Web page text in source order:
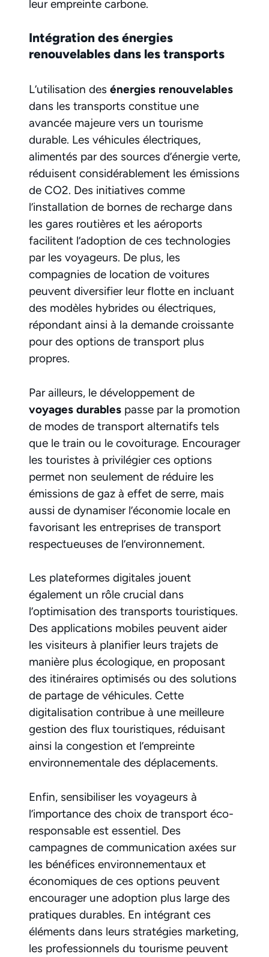
leur empreinte carbone.
Intégration des énergies
renouvelables dans les transports
L’utilisation des énergies renouvelables
dans les transports constitue une
avancée majeure vers un tourisme
durable. Les véhicules électriques,
alimentés par des sources d’énergie verte,
réduisent considérablement les émissions
de CO2. Des initiatives comme
l’installation de bornes de recharge dans
les gares routières et les aéroports
facilitent l’adoption de ces technologies
par les voyageurs. De plus, les
compagnies de location de voitures
peuvent diversifier leur flotte en incluant
des modèles hybrides ou électriques,
répondant ainsi à la demande croissante
pour des options de transport plus
propres.
Par ailleurs, le développement de
voyages durables passe par la promotion
de modes de transport alternatifs tels
que le train ou le covoiturage. Encourager
les touristes à privilégier ces options
permet non seulement de réduire les
émissions de gaz à effet de serre, mais
aussi de dynamiser l’économie locale en
favorisant les entreprises de transport
respectueuses de l’environnement.
Les plateformes digitales jouent
également un rôle crucial dans
l’optimisation des transports touristiques.
Des applications mobiles peuvent aider
les visiteurs à planifier leurs trajets de
manière plus écologique, en proposant
des itinéraires optimisés ou des solutions
de partage de véhicules. Cette
digitalisation contribue à une meilleure
gestion des flux touristiques, réduisant
ainsi la congestion et l’empreinte
environnementale des déplacements.
Enfin, sensibiliser les voyageurs à
l’importance des choix de transport éco-
responsable est essentiel. Des
campagnes de communication axées sur
les bénéfices environnementaux et
économiques de ces options peuvent
encourager une adoption plus large des
pratiques durables. En intégrant ces
éléments dans leurs stratégies marketing,
les professionnels du tourisme peuvent